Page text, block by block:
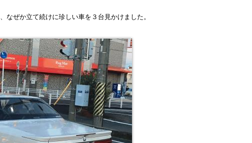
なぜか立て続けに珍しい車を３台見かけました。